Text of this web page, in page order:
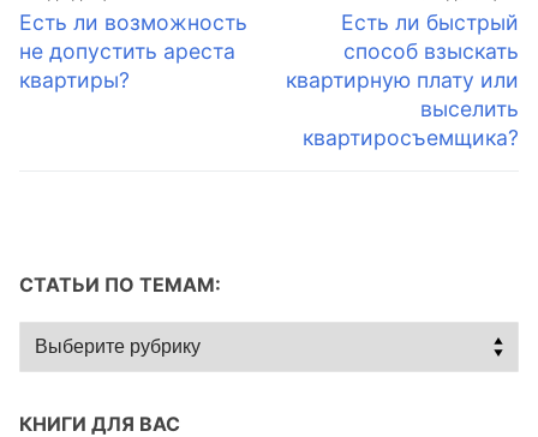
по
записям
Предыдущая
запись:
Есть ли возможность
не допустить ареста
квартиры?
Следующая
запись:
Есть ли быстрый
способ взыскать
квартирную плату или
выселить
квартиросъемщика?
СТАТЬИ ПО ТЕМАМ:
Статьи
по
КНИГИ ДЛЯ ВАС